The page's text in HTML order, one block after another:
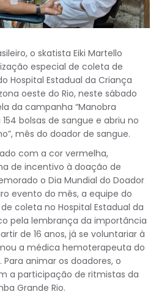
o skatista Eiki Martello
especial de coleta de
Hospital Estadual da Criança
oeste do Rio, neste sábado
da campanha “Manobra
bolsas de sangue e abriu no
mês do doador de sangue.
com a cor vermelha,
de incentivo à doação de
o Dia Mundial do Doador
evento do mês, a equipe do
coleta no Hospital Estadual da
pela lembrança da importância
de 16 anos, já se voluntariar à
a médica hemoterapeuta do
Para animar os doadores, o
a participação de ritmistas da
Grande Rio.